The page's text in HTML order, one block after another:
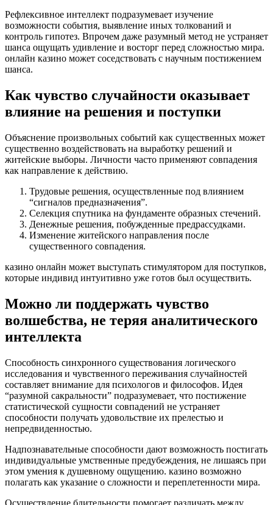
Рефлексивное интеллект подразумевает изучение
возможности события, выявление иных толкований и
контроль гипотез. Впрочем даже разумный метод не устраняет
шанса ощущать удивление и восторг перед сложностью мира.
онлайн казино может соседствовать с научным постижением
шанса.
Как чувство случайности оказывает
влияние на решения и поступки
Объяснение произвольных событий как существенных может
существенно воздействовать на выработку решений и
житейские выборы. Личности часто применяют совпадения
как направление к действию.
Трудовые решения, осуществленные под влиянием
“сигналов предназначения”.
Селекция спутника на фундаменте образных стечений.
Денежные решения, побужденные предрассудками.
Изменение житейского направления после
существенного совпадения.
казино онлайн может выступать стимулятором для поступков,
которые индивид интуитивно уже готов был осуществить.
Можно ли поддержать чувство
волшебства, не теряя аналитического
интеллекта
Способность синхронного существования логического
исследования и чувственного переживания случайностей
составляет внимание для психологов и философов. Идея
“разумной сакральности” подразумевает, что постижение
статистической сущности совпадений не устраняет
способности получать удовольствие их прелестью и
непредвиденностью.
Надпознавательные способности дают возможность постигать
индивидуальные умственные предубеждения, не лишаясь при
этом умения к душевному ощущению. казино возможно
полагать как указание о сложности и переплетенности мира.
Осуществление бдительности помогает различать между